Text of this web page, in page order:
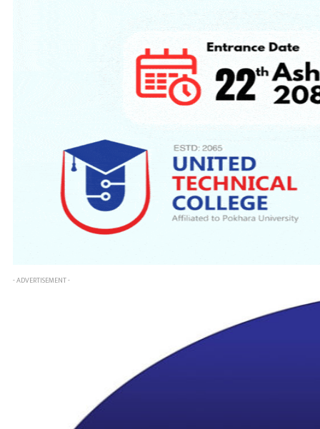
- ADVERTISEMENT -